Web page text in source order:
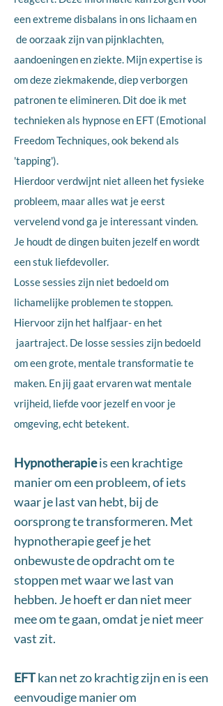
een extreme disbalans in ons lichaam en
de oorzaak zijn van pijnklachten,
aandoeningen en ziekte. Mijn expertise is
om deze ziekmakende, diep verborgen
patronen te elimineren. Dit doe ik met
technieken als hypnose en EFT (Emotional
Freedom Techniques, ook bekend als
'tapping').
Hierdoor verdwijnt niet alleen het fysieke
probleem, maar alles wat je eerst
vervelend vond ga je interessant vinden.
Je houdt de dingen buiten jezelf en wordt
een stuk liefdevoller.
Losse sessies zijn niet bedoeld om
lichamelijke problemen te stoppen.
Hiervoor zijn het halfjaar- en het
jaartraject. De losse sessies zijn bedoeld
om een grote, mentale transformatie te
maken. En jij gaat ervaren wat mentale
vrijheid, liefde voor jezelf en voor je
omgeving, echt betekent.​
Hypnotherapieis een krachtige
manier om een probleem, of iets
waar je last van hebt, bij de
oorsprong te transformeren. Met
hypnotherapie geef je het
onbewuste de opdracht om te
stoppen met waar we last van
hebben. Je hoeft er dan niet meer
mee om te gaan, omdat je niet meer
vast zit.
EFTkan net zo krachtig zijn en is een
eenvoudige manier om